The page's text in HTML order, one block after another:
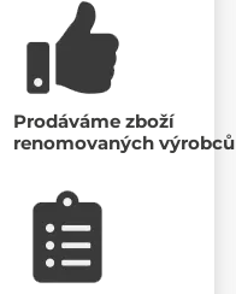
Prodáváme zboží
renomovaných výrobců